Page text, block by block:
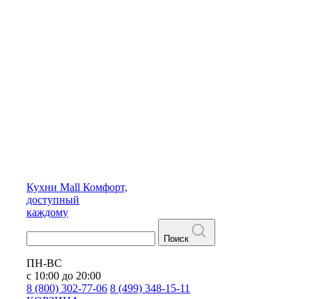
Кухни Mall Комфорт,
доступный
каждому
Поиск
ПН-ВС
с 10:00 до 20:00
8 (800) 302-77-06 8 (499) 348-15-11